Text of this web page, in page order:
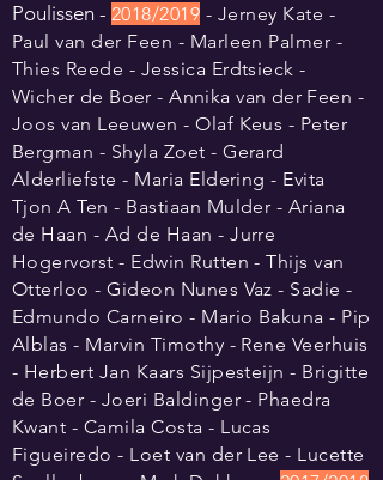
Poulissen - 2018/2019 - Jerney Kate -
Paul van der Feen - Marleen Palmer -
Thies Reede - Jessica Erdtsieck -
Wicher de Boer - Annikavan der Feen -
Joos van Leeuwen - Olaf Keus - Peter
Bergman - Shyla Zoet - Gerard
Alderliefste - Maria Eldering - Evita
Tjon A Ten - Bastiaan Mulder - Ariana
de Haan - Ad de Haan - Jurre
Hogervorst - Edwin Rutten - Thijs van
Otterloo - Gideon Nunes Vaz - Sadie -
Edmundo Carneiro - Mario Bakuna - Pip
Alblas - Marvin Timothy - Rene Veerhuis
- Herbert Jan Kaars Sijpesteijn - Brigitte
de Boer - Joeri Baldinger - Phaedra
Kwant - Camila Costa - Lucas
Figueiredo - Loet van der Lee - Lucette